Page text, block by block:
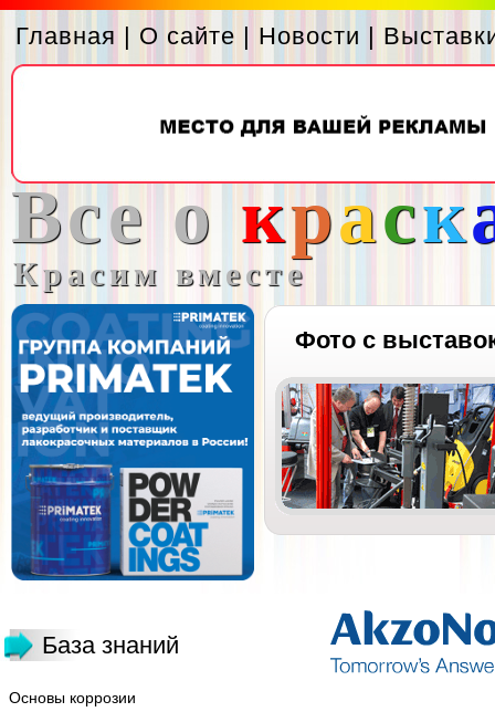
Главная | О сайте | Новости |
Все о краск
Красим вместе
Фото с
База знаний
Основы коррозии